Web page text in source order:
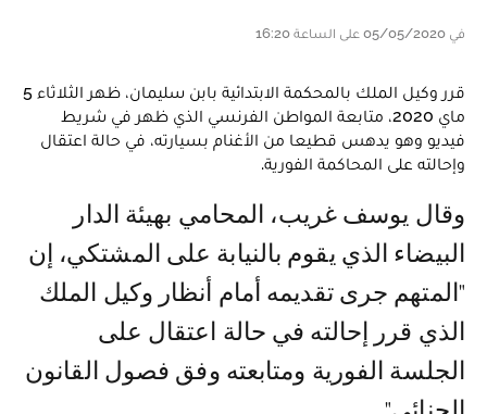
في 05/05/2020 على الساعة 16:20
قرر وكيل الملك بالمحكمة الابتدائية بابن سليمان، ظهر الثلاثاء 5
ماي 2020، متابعة المواطن الفرنسي الذي ظهر في شريط
فيديو وهو يدهس قطيعا من الأغنام بسيارته، في حالة اعتقال
وإحالته على المحاكمة الفورية.
وقال يوسف غريب، المحامي بهيئة الدار
البيضاء الذي يقوم بالنيابة على المشتكي، إن
"المتهم جرى تقديمه أمام أنظار وكيل الملك
الذي قرر إحالته في حالة اعتقال على
الجلسة الفورية ومتابعته وفق فصول القانون